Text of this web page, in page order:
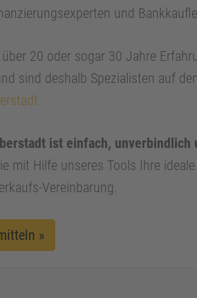
und
20 oder sogar 30 Jahre
sind deshalb Spezialisten auf
ist einfach, unverbindlich
mit Hilfe unseres Tools Ihre
Vereinbarung.
»